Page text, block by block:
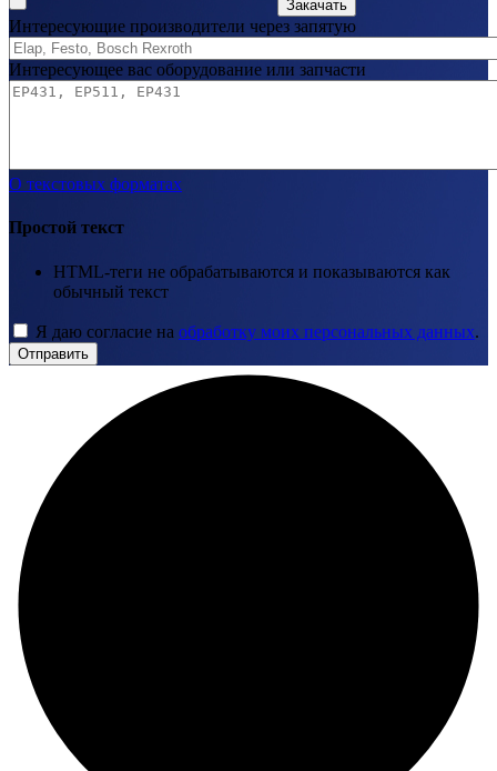
Закачать
Интересующие производители через запятую
Интересующее вас оборудование или запчасти
О текстовых форматах
Простой текст
HTML-теги не обрабатываются и показываются как
обычный текст
Я даю согласие на обработку моих персональных данных.
Отправить